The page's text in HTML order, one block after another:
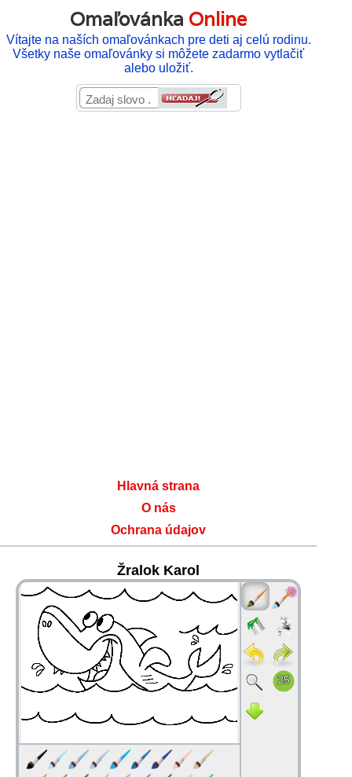
Omaľovánka Online
Vítajte na naších omaľovánkach pre deti aj celú rodinu.
Všetky naše omaľovánky si môžete zadarmo vytlačiť
alebo uložiť.
Hlavná strana
O nás
Ochrana údajov
Žralok Karol
36